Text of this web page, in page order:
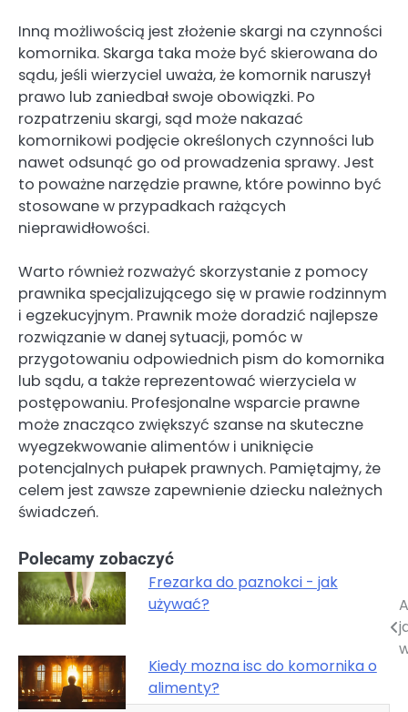
Inną możliwością jest złożenie skargi na czynności
komornika. Skarga taka może być skierowana do
sądu, jeśli wierzyciel uważa, że komornik naruszył
prawo lub zaniedbał swoje obowiązki. Po
rozpatrzeniu skargi, sąd może nakazać
komornikowi podjęcie określonych czynności lub
nawet odsunąć go od prowadzenia sprawy. Jest
to poważne narzędzie prawne, które powinno być
stosowane w przypadkach rażących
nieprawidłowości.
Warto również rozważyć skorzystanie z pomocy
prawnika specjalizującego się w prawie rodzinnym
i egzekucyjnym. Prawnik może doradzić najlepsze
rozwiązanie w danej sytuacji, pomóc w
przygotowaniu odpowiednich pism do komornika
lub sądu, a także reprezentować wierzyciela w
postępowaniu. Profesjonalne wsparcie prawne
może znacząco zwiększyć szanse na skuteczne
wyegzekwowanie alimentów i uniknięcie
potencjalnych pułapek prawnych. Pamiętajmy, że
celem jest zawsze zapewnienie dziecku należnych
świadczeń.
Polecamy zobaczyć
Frezarka do paznokci - jak
używać?
Kiedy mozna isc do komornika o
alimenty?
Nawigacja